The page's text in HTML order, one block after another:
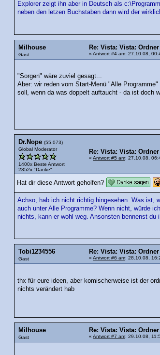
Explorer zeigt ihn aber in Deutsch als
neben den letzen Buchstaben dann wird der
Milhouse
Gast
Re: Vista: Vista:
« Antwort #4 am: 27.10.08,
"Sorgen" wäre zuviel gesagt...
Aber: wir reden vom Start-Menü "Alle
soll, wenn da was doppelt auftaucht - da ist doch
Dr.Nope (55.073)
Global Moderator
1400x Beste Antwort
2852x "Danke"
Re: Vista: Vista:
« Antwort #5 am: 27.10.08,
Hat dir diese Antwort geholfen?
Achso, hab ich nicht richtig hingesehen. Was ist,
auch unter Alle Programme? Wenn nicht, würde
nichts, kann er wohl weg. Ansonsten bennenst du
Tobi1234556
Gast
Re: Vista: Vista:
« Antwort #6 am: 28.10.08,
thx für eure ideen, aber komischerweise ist der
nichts verändert hab
Milhouse
Gast
Re: Vista: Vista:
« Antwort #7 am: 29.10.08,